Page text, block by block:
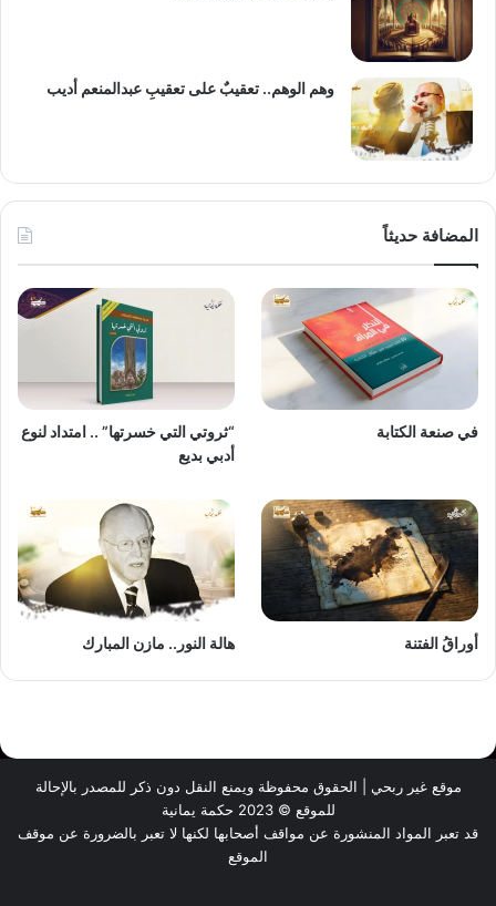
وهم الوهم.. تعقيبٌ على تعقيبِ عبدالمنعم أديب
المضافة حديثاً
في صنعة الكتابة
“ثروتي التي خسرتها” .. امتداد لنوع
أدبي بديع
أوراقُ الفتنة هالة النور.. مازن المبارك
موقع غير ربحي | الحقوق محفوظة ويمنع النقل دون ذكر للمصدر بالإحالة
للموقع © 2023 حكمة يمانية
قد تعبر المواد المنشورة عن مواقف أصحابها لكنها لا تعبر بالضرورة عن موقف
الموقع